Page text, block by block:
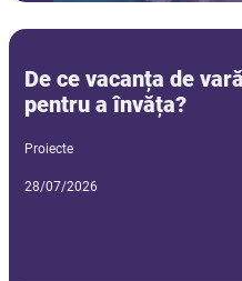
De ce vacanța de
pentru a învăța?
Proiecte
28/07/2026